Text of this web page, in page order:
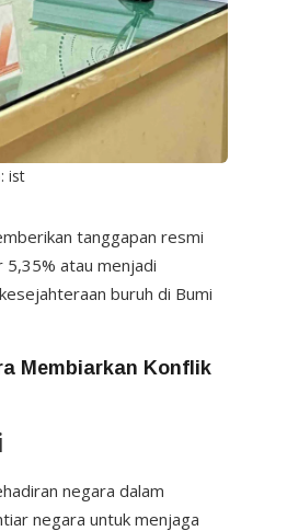
ist
tanggapan resmi
5,35% atau menjadi
buruh di Bumi
Membiarkan Konflik
negara dalam
negara untuk menjaga